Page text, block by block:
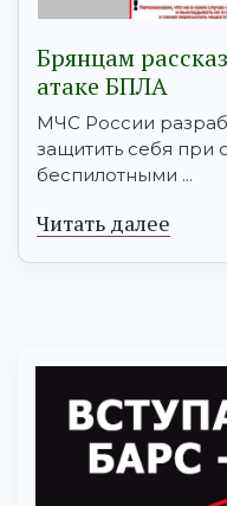
Брянцам
атаке БПЛA
МЧС России
защитить себя при
беспилотными ...
Читать далее